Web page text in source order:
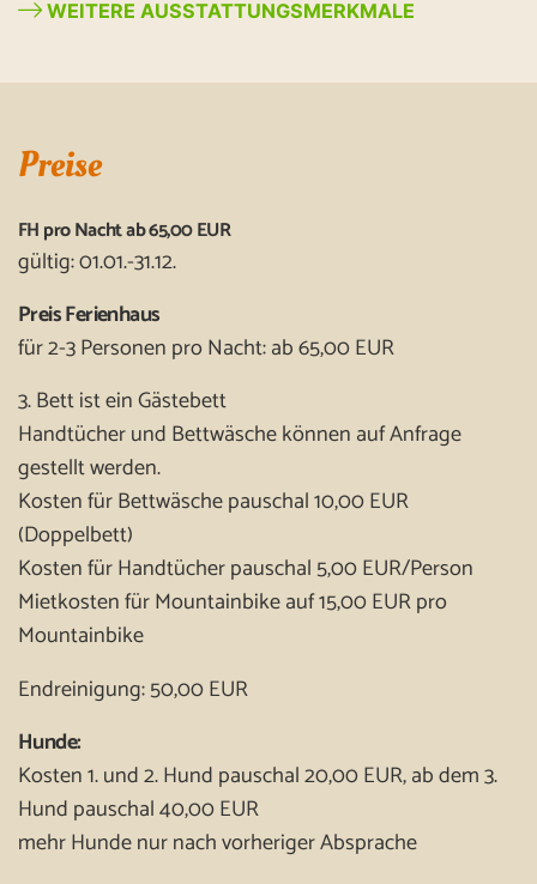
WEITERE AUSSTATTUNGSMERKMALE
Preise
FH pro Nacht ab 65,00 EUR
gültig: 01.01.-31.12.
Preis Ferienhaus
für 2-3 Personen pro Nacht: ab 65,00 EUR
3. Bett ist ein Gästebett
Handtücher und Bettwäsche können auf Anfrage
gestellt werden.
Kosten für Bettwäsche pauschal 10,00 EUR
(Doppelbett)
Kosten für Handtücher pauschal 5,00 EUR/Person
Mietkosten für Mountainbike auf 15,00 EUR pro
Mountainbike
Endreinigung: 50,00 EUR
Hunde:
Kosten 1. und 2. Hund pauschal 20,00 EUR, ab dem 3.
Hund pauschal 40,00 EUR
mehr Hunde nur nach vorheriger Absprache